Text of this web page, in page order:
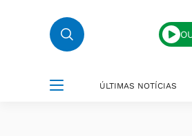
ÚLTIMAS NOTÍCIAS